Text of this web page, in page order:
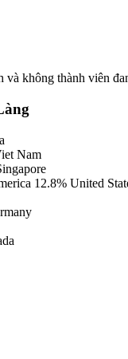
và không thành viên
Nam
12.8% United